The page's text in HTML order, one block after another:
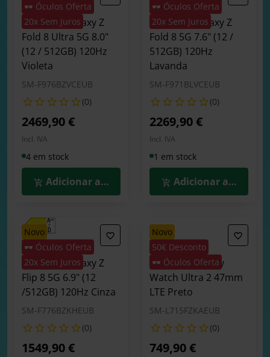
🕶️ Óculos Oferta
20x Sem Juros
Smartphone
Samsung Galaxy Z
Fold 8 Ultra 5G 8.0"
(12 / 512GB) 120Hz
Violeta
SM-F976BZVCEUB
(0)
2469,90 €
Incl. IVA
4 em stock
Adicionar ao Carrinho
🕶️ Óculos Oferta
20x Sem Juros
Smartphone
Samsung Galaxy Z
Fold 8 5G 7.6" (12 /
512GB) 120Hz
Lavanda
SM-F971BLVCEUB
(0)
2269,90 €
Incl. IVA
1 em stock
Adicionar ao
novo
🕶️ Óculos Oferta
20x Sem Juros
Smartphone
Samsung Galaxy Z
Flip 8 5G 6.9" (12
/512GB) 120Hz Cinza
SM-F776BZKHEUB
(0)
1549,90 €
novo
50€ Desconto
🕶️ Óculos Oferta
Smartwatch
Samsung Galaxy
Watch Ultra 2 47mm
LTE Preto
SM-L715FZKAEUB
(0)
749,90 €